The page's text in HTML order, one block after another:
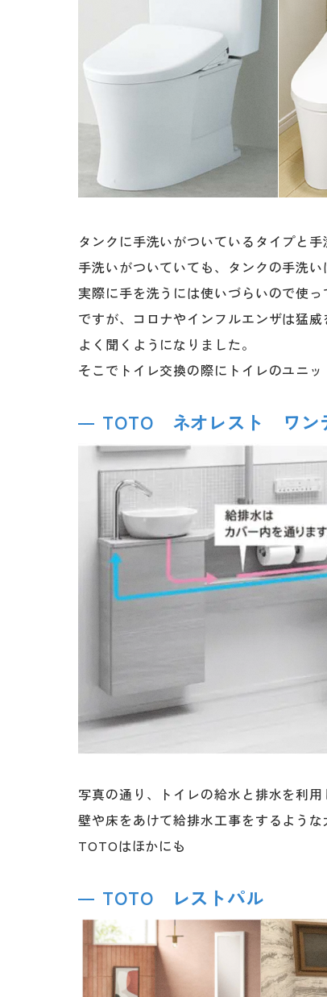
タンクに手洗いがついているタイプと手
手洗いがついていても、タンクの手洗
実際に手を洗うには使いづらいので使っ
ですが、コロナやインフルエンザは猛
よく聞くようになりました。
そこでトイレ交換の際にトイレのユニ
TOTO ネオレスト ワン
写真の通り、トイレの給水と排水を利
壁や床をあけて給排水工事をするよう
TOTOはほかにも
TOTO レストパル